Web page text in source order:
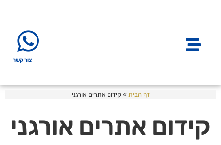
צור קשר
דף הבית »קידום אתרים אורגני
קידום אתרים אורגני